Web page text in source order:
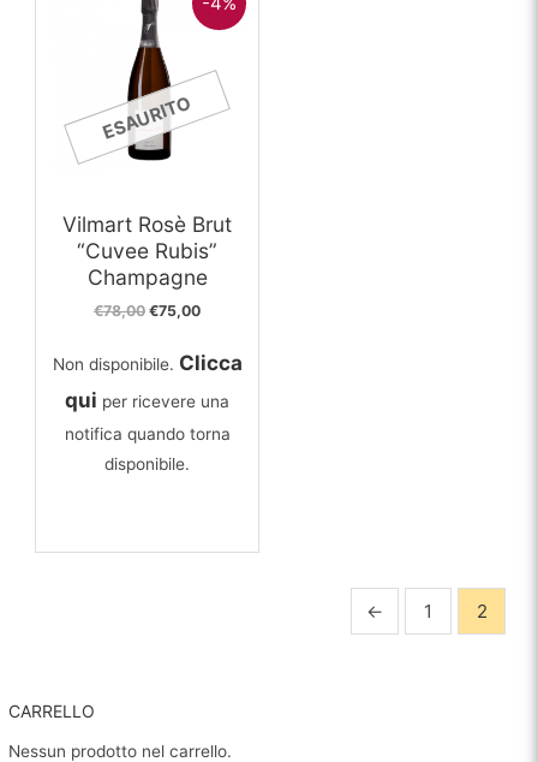
CARRELLO
Nessun prodotto nel carrello.
ESAURITO
Vilmart Rosè Brut
“Cuvee Rubis”
Champagne
€78,00 Il
era:
€75,00Il
è:
Non disponibile. Clicca
qui per ricevere una
notifica quando torna
disponibile.
← 1 2